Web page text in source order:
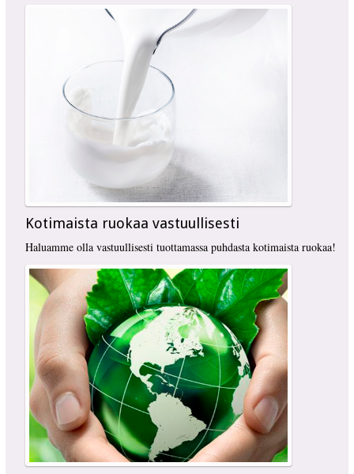
Kotimaista ruokaa vastuullisesti
Haluamme olla vastuullisesti tuottamassa puhdasta kotimaista ruokaa!